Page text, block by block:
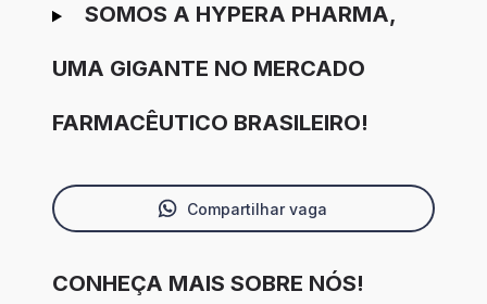
SOMOS A HYPERA PHARMA,
UMA GIGANTE NO MERCADO
FARMACÊUTICO BRASILEIRO!
Compartilhar vaga
CONHEÇA MAIS SOBRE NÓS!